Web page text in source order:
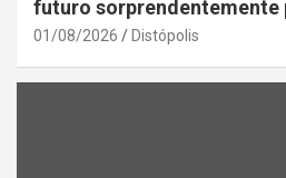
futuro sorprendentemente
01/08/2026 Distópolis